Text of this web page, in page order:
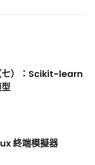
七）：Scikit-learn
終端模擬器